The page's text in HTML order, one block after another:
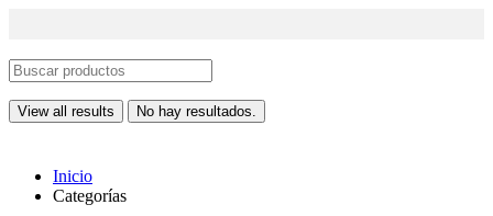
View all results No hay resultados.
Inicio
Categorías